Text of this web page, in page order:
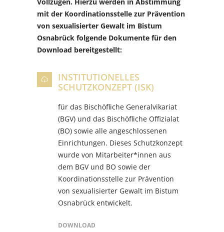
mit der Koordinationsstelle zur Prävention
von sexualisierter Gewalt im Bistum
Osnabrück folgende Dokumente für den
Download bereitgestellt:
INSTITUTIONELLES
SCHUTZKONZEPT (ISK)
für das Bischöfliche Generalvikariat
(BGV) und das Bischöfliche Offizialat
(BO) sowie alle angeschlossenen
Einrichtungen. Dieses Schutzkonzept
wurde von Mitarbeiter*innen aus
dem BGV und BO sowie der
Koordinationsstelle zur Prävention
von sexualisierter Gewalt im Bistum
Osnabrück entwickelt.
DOWNLOAD